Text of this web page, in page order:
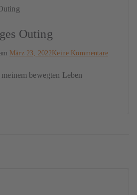
Outing
März 23, 2022Keine Kommentare
bewegten Leben